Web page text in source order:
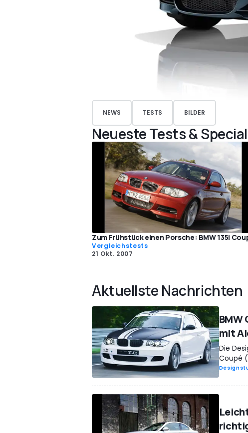
NEWS TESTS BILDER
Neueste Tests &
Zum Frühstück einen Porsche: BMW 135i
Vergleichstests
21 Okt. 2007
Aktuellste Nachrichten
BMW
mit
Die
Coupé